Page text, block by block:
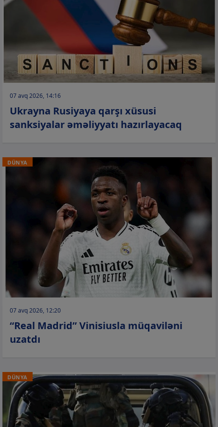
07 avq 2026, 14:16
Ukrayna Rusiyaya qarşı xüsusi
sanksiyalar əməliyyatı hazırlayacaq
DÜNYA
07 avq 2026, 12:20
“Real Madrid” Vinisiusla müqaviləni
uzatdı
DÜNYA